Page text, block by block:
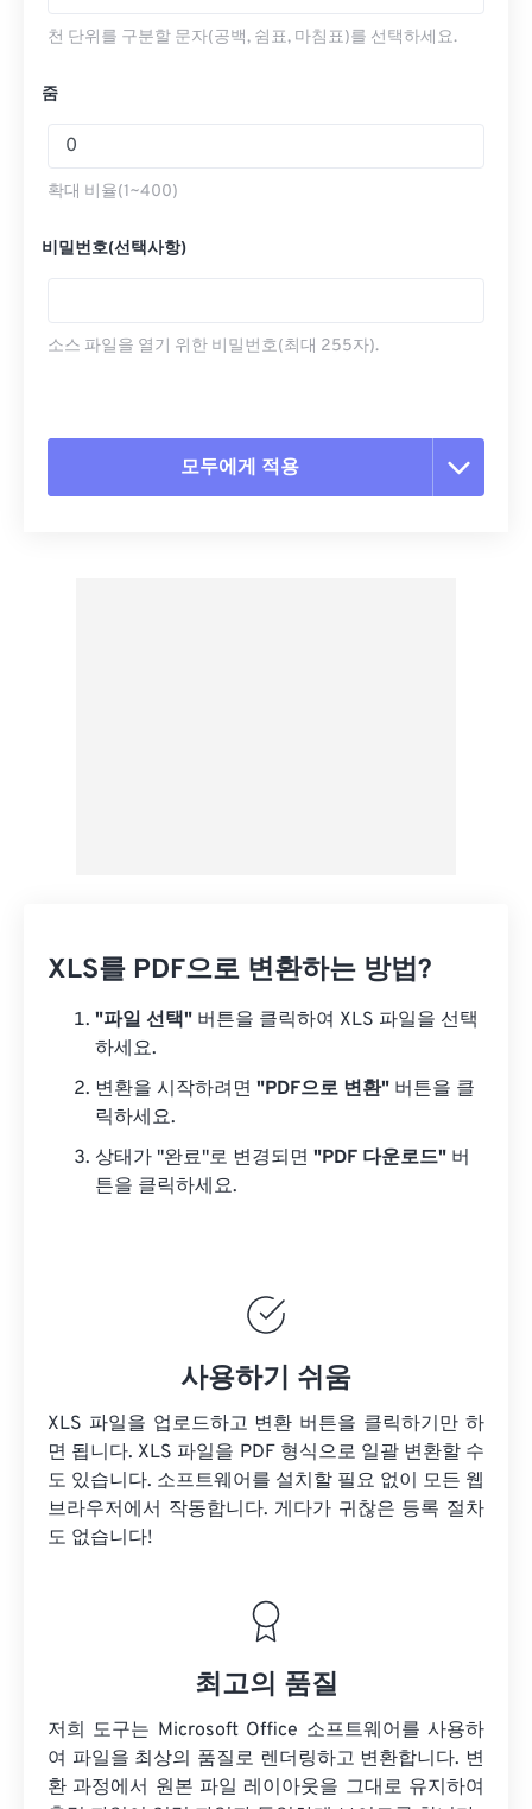
천 단위를 구분할 문자(공백, 쉼표, 마침표)를 선택하세요.
줌
확대 비율(1~400)
비밀번호(선택사항)
소스 파일을 열기 위한 비밀번호(최대 255자).
모두에게 적용
XLS를 PDF으로 변환하는 방법?
"파일 선택" 버튼을 클릭하여 XLS 파일을 선택
하세요.
변환을 시작하려면 "PDF으로 변환" 버튼을 클
릭하세요.
상태가 "완료"로 변경되면 "PDF 다운로드" 버
튼을 클릭하세요.
사용하기 쉬움
XLS 파일을 업로드하고 변환 버튼을 클릭하기만 하
면 됩니다. XLS 파일을 PDF 형식으로 일괄 변환할 수
도 있습니다. 소프트웨어를 설치할 필요 없이 모든 웹
브라우저에서 작동합니다. 게다가 귀찮은 등록 절차
도 없습니다!
최고의 품질
저희 도구는 Microsoft Office 소프트웨어를 사용하
여 파일을 최상의 품질로 렌더링하고 변환합니다. 변
환 과정에서 원본 파일 레이아웃을 그대로 유지하여